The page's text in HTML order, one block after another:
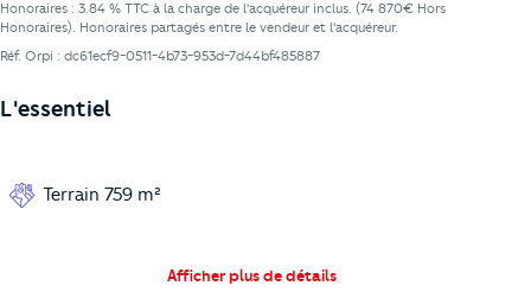
Honoraires : 3.84 % TTC à la charge de l'acquéreur inclus. (74 870€ Hors
Honoraires). Honoraires partagés entre le vendeur et l'acquéreur.
Réf. Orpi : dc61ecf9-0511-4b73-953d-7d44bf485887
L'essentiel
Terrain 759 m²
Afficher plus de détails